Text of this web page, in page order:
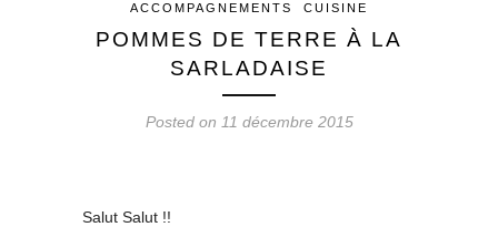
ACCOMPAGNEMENTS CUISINE
POMMES DE TERRE À LA
SARLADAISE
Posted on 11 décembre 2015
Salut Salut !!